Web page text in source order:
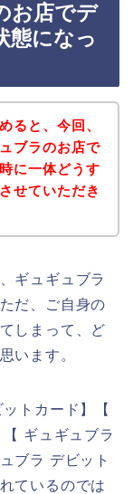
お店でデ
態になっ
ると、今回、
ブラのお店で
に一体どうす
せていただき
ギュギュブラ
だ、ご自身の
しまって、ど
います。
トカード】【
ギュギュブラ
ブラ デビット
ているのでは